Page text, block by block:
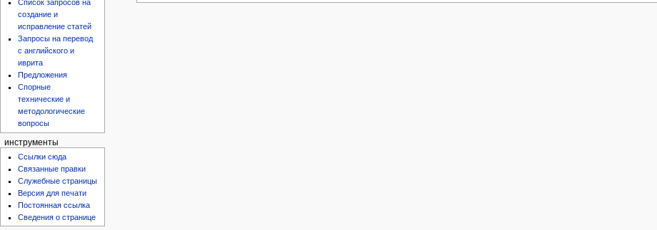
Список запросов на
создание и
исправление статей
Запросы на перевод
с английского и
иврита
Предложения
Спорные
технические и
методологические
вопросы
инструменты
Ссылки сюда
Связанные правки
Служебные страницы
Версия для печати
Постоянная ссылка
Сведения о странице